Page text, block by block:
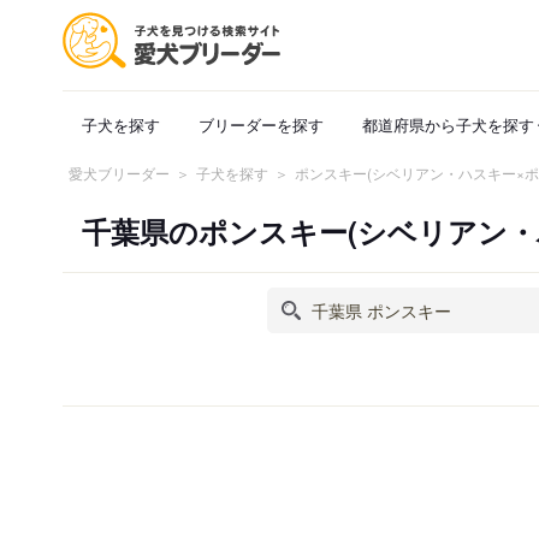
子犬を探す ブリーダーを探す 都道府県から子犬を探す
愛犬ブリーダー 子犬を探す ポンスキー(シベリアン・ハスキー×
千葉県のポンスキー(シベリアン